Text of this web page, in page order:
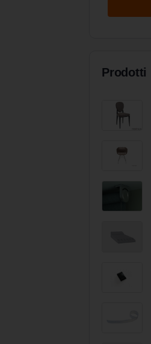
Prodotti